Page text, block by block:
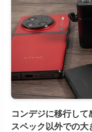
コンデジに移行し
スペック以外での大